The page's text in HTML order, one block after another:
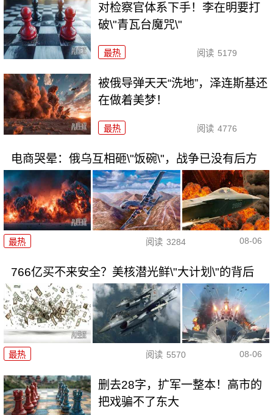
对检察官体系下手！李在明要打
破\"青瓦台魔咒\"
最热 阅读 5179
被俄导弹天天“洗地”，泽连斯基还
在做着美梦！
最热 阅读 4776
电商哭晕：俄乌互相砸\"饭碗\"，战争已没有后方
最热 阅读 3284 08-06
766亿买不来安全？美核潜光鲜\"大计划\"的背后
最热 阅读 5570 08-06
删去28字，扩军一整本！高市的
把戏骗不了东大